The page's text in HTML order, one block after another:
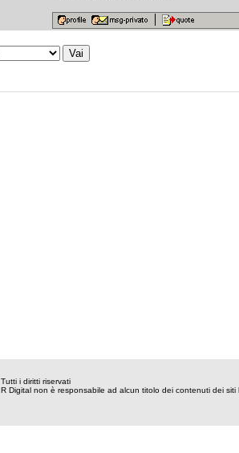
Tutti i diritti riservati
R Digital non è responsabile ad alcun titolo dei contenuti dei siti